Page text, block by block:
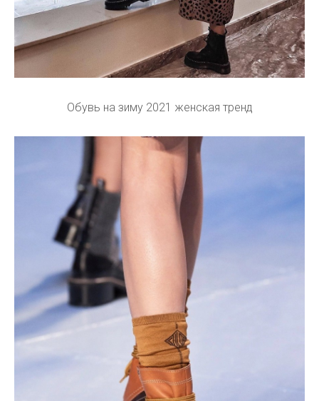
Обувь на зиму 2021 женская тренд